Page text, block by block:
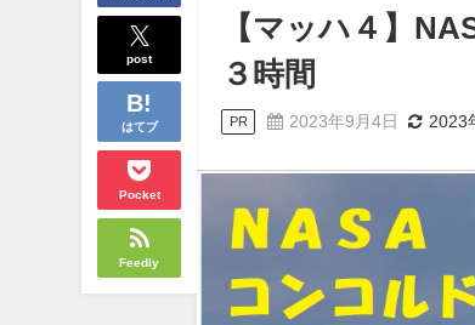
post
はてブ
Pocket
Feedly
【マッハ４】
３時間
PR 2023年9月4日 2023